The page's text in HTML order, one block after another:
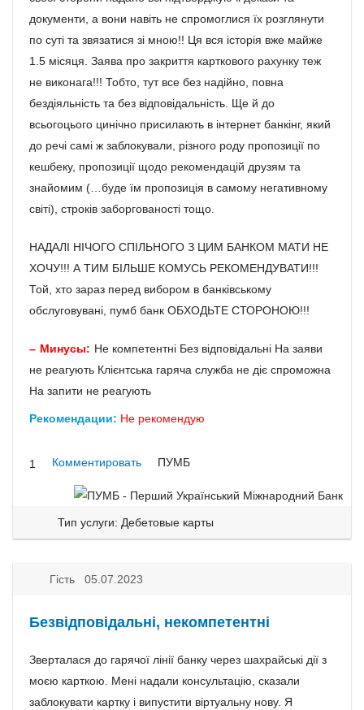
документи, а вони навіть не спромоглися їх розглянути
по суті та звязатися зі мною!! Ця вся історія вже майже
1.5 місяця. Заява про закриття карткового рахунку теж
не виконага!!! Тобто, тут все без надійно, повна
бездіяльність та без відповідальність. Ще й до
всьогоцього цинічно присилають в інтернет банкінг, який
до речі самі ж заблокували, різного роду пропозиції по
кешбеку, пропозиції щодо рекомендацій друзям та
знайомим (…буде їм пропозиція в самому негативному
світі), строків заборгованості тощо.
НАДАЛІ НІЧОГО СПІЛЬНОГО З ЦИМ БАНКОМ МАТИ НЕ
ХОЧУ!!! А ТИМ БІЛЬШЕ КОМУСЬ РЕКОМЕНДУВАТИ!!!
Той, хто зараз перед вибором в банківському
обслуговувані, пумб банк ОБХОДЬТЕ СТОРОНОЮ!!!
Минусы: Не компетентні Без відповідальні На заяви
не реагують Клієнтська гаряча служба не діє спроможна
На запити не реагують
Рекомендации: Не рекомендую
1 Комментировать ПУМБ
Тип услуги: Дебетовые карты
Гість 05.07.2023
Безвідповідальні, некомпетентні
Зверталася до гарячої лінії банку через шахрайські дії з
моєю карткою. Мені надали консультацію, сказали
заблокувати картку і випустити віртуальну нову. Я